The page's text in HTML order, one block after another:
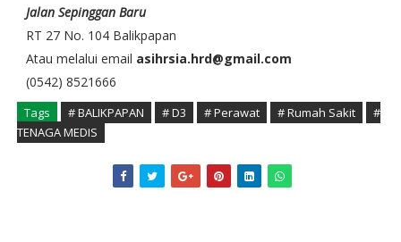
Jalan Sepinggan Baru
RT 27 No. 104 Balikpapan
Atau melalui email asihrsia.hrd@gmail.com
(0542) 8521666
Tags # BALIKPAPAN # D3 # Perawat # Rumah Sakit
#
TENAGA MEDIS